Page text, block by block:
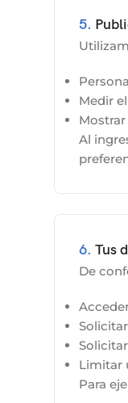
5.
Medir
Al
6. Tus
De
Limitar
Para